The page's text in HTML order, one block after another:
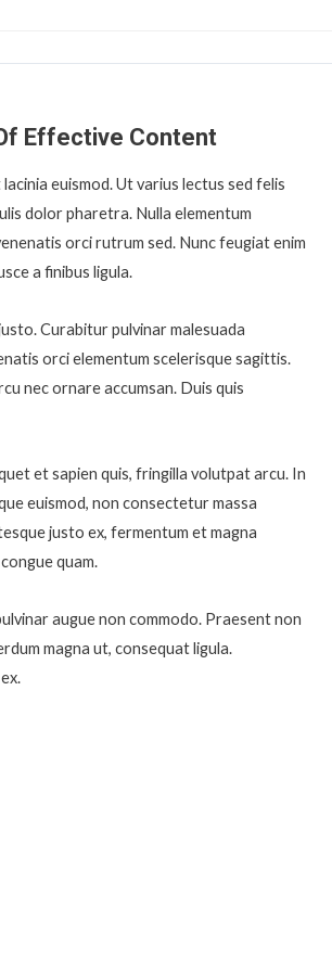
Effective Content
euismod. Ut varius lectus sed felis
dolor pharetra. Nulla elementum
orci rutrum sed. Nunc feugiat enim
a finibus ligula.
Curabitur pulvinar malesuada
orci elementum scelerisque sagittis.
nec ornare accumsan. Duis quis
et sapien quis, fringilla volutpat arcu. In
euismod, non consectetur massa
justo ex, fermentum et magna
quam.
augue non commodo. Praesent non
magna ut, consequat ligula.